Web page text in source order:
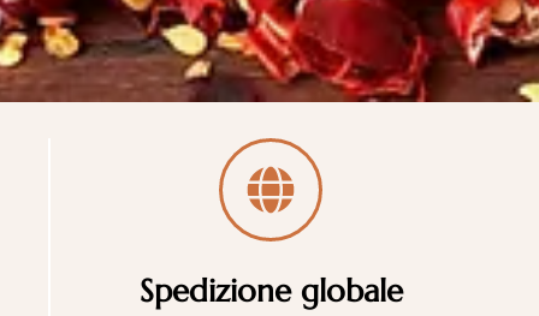
Spedizione globale